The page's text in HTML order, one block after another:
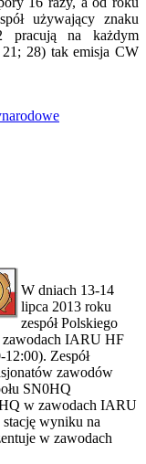
używający znaku
pracują na każdym
28) tak emisja CW
W dniach 13-14
lipca 2013 roku
zespół Polskiego
IARU HF
Zespół
zawodów
SN0HQ
w zawodach IARU
wyniku na
w zawodach